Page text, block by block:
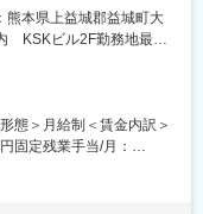
修やコミュニケーション
しています。
、知識や知恵を増大さ
の育成に対する意識が
ンバーが活躍していま
ださい！／
統図、回路図、ASSY図
だことがある
熊本県上益城郡益城町大
KSKビル2F勤務地最寄
屋内全面禁煙
態＞月給制＜賃金内訳＞
固定残業手当/月：